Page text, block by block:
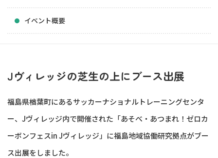
イベント概要
Jヴィレッジの芝生の上にブース出展
福島県楢葉町にあるサッカーナショナルトレーニングセンタ
ー、Jヴィレッジ内で開催された「あそべ・あつまれ！ゼロカ
ーボンフェスin Jヴィレッジ」に福島地域協働研究拠点がブー
ス出展をしました。